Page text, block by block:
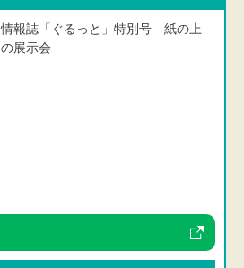
情報誌「ぐるっと」特別号 紙の上
の展示会